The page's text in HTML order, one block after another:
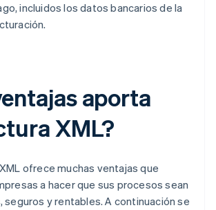
incluidos los datos bancarios de la
aporta
XML?
ofrece muchas ventajas que
a hacer que sus procesos sean
y rentables. A continuación se